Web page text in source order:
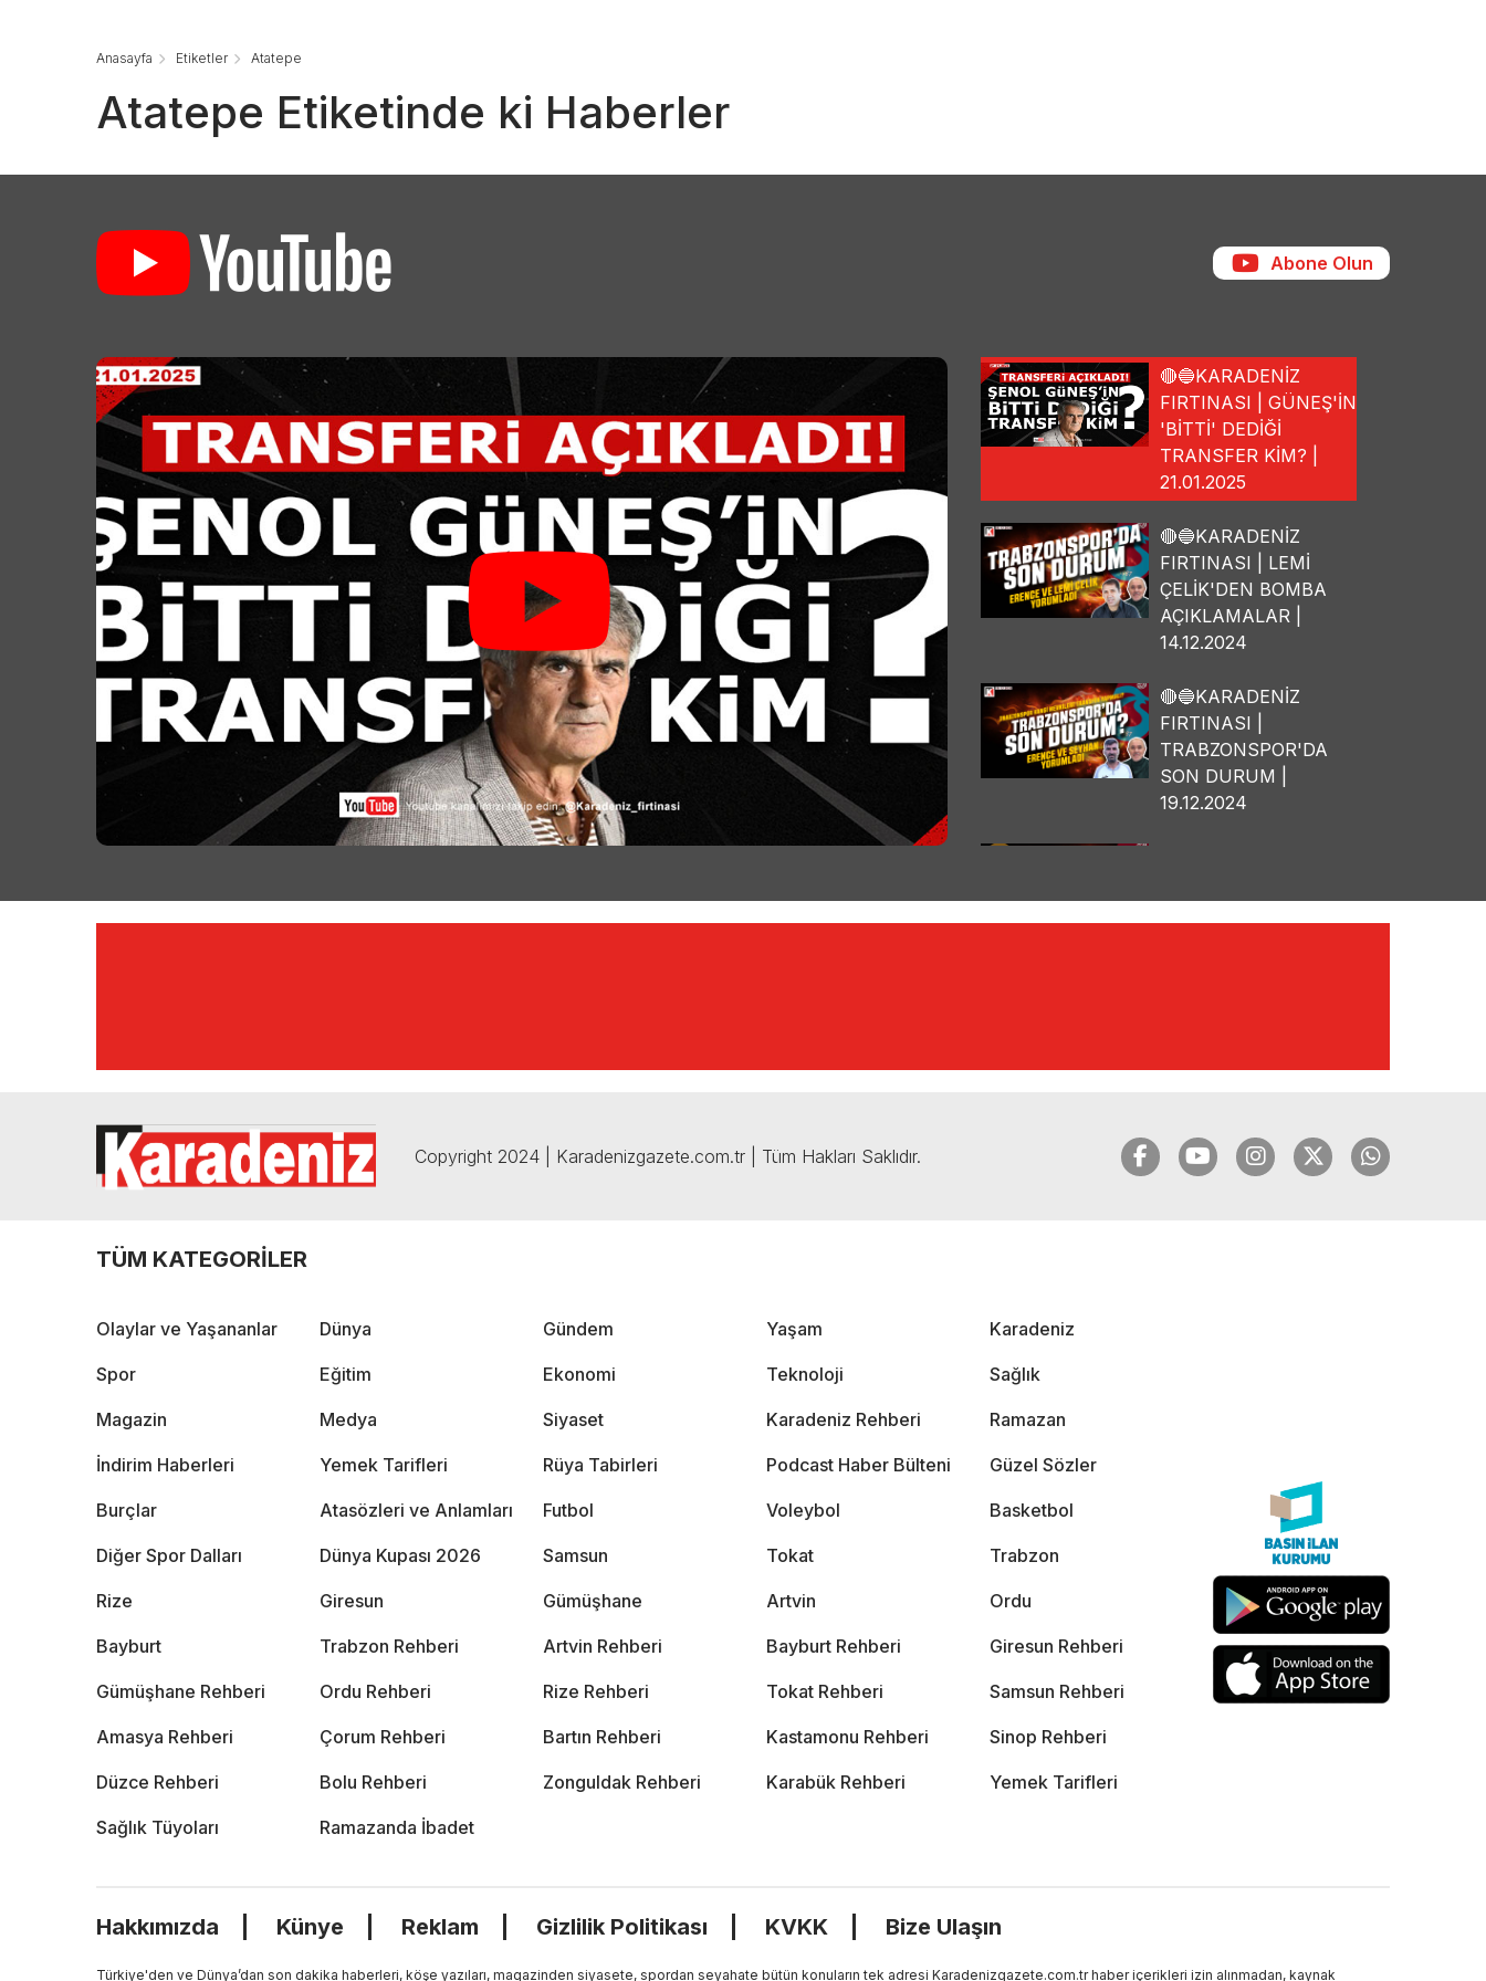
Anasayfa Etiketler Atatepe
Atatepe Etiketinde ki Haberler
Abone Olun
🔴🔵KARADENİZ
FIRTINASI | GÜNEŞ'İN
'BİTTİ' DEDİĞİ
TRANSFER KİM? |
21.01.2025
🔴🔵KARADENİZ
FIRTINASI | LEMİ
ÇELİK'DEN BOMBA
AÇIKLAMALAR |
14.12.2024
🔴🔵KARADENİZ
FIRTINASI |
TRABZONSPOR'DA
SON DURUM |
19.12.2024
FIRTINASI | YILMAZ
06.12.2024
Copyright 2024 | Karadenizgazete.com.tr | Tüm Hakları Saklıdır.
TÜM KATEGORİLER
Olaylar ve Yaşananlar Dünya Gündem Yaşam Karadeniz
Spor Eğitim Ekonomi Teknoloji Sağlık
Magazin Medya Siyaset Karadeniz Rehberi Ramazan
İndirim Haberleri Yemek Tarifleri Rüya Tabirleri Podcast Haber Bülteni Güzel Sözler
Burçlar Atasözleri ve Anlamları Futbol Voleybol Basketbol
Diğer Spor Dalları Dünya Kupası 2026 Samsun Tokat Trabzon
Rize Giresun Gümüşhane Artvin Ordu
Bayburt Trabzon Rehberi Artvin Rehberi Bayburt Rehberi Giresun Rehberi
Gümüşhane Rehberi Ordu Rehberi Rize Rehberi Tokat Rehberi Samsun Rehberi
Amasya Rehberi Çorum Rehberi Bartın Rehberi Kastamonu Rehberi Sinop Rehberi
Düzce Rehberi Bolu Rehberi Zonguldak Rehberi Karabük Rehberi Yemek Tarifleri
Sağlık Tüyoları Ramazanda İbadet
Hakkımızda Künye Reklam Gizlilik Politikası KVKK Bize Ulaşın
Türkiye'den ve Dünya’dan son dakika haberleri, köşe yazıları, magazinden siyasete, spordan seyahate bütün konuların tek adresi Karadenizgazete.com.tr haber içerikleri izin alınmadan, kaynak